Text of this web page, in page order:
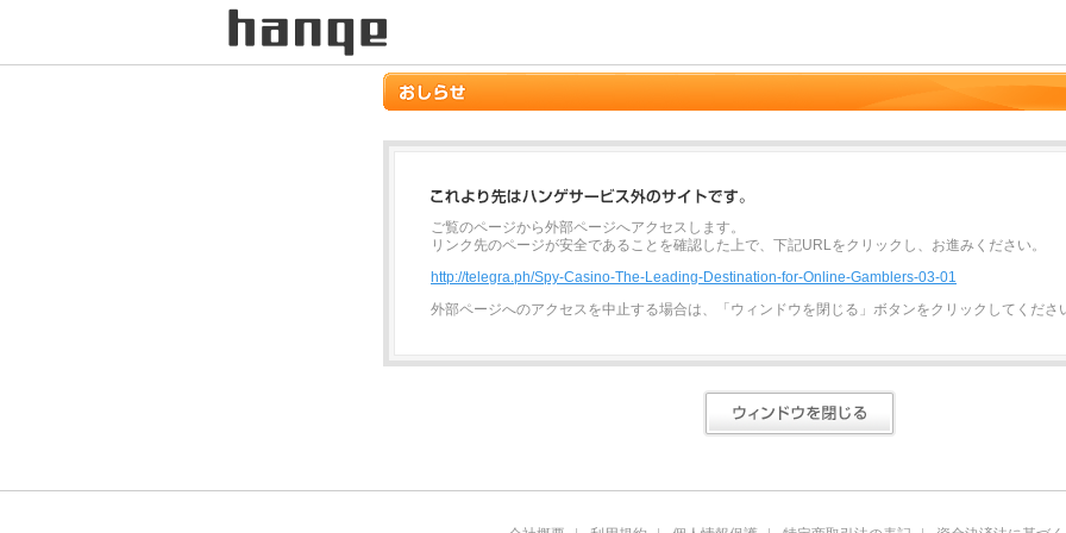
ご覧のページから外部ページへアクセスします。
リンク先のページが安全であることを確認した上で、下記URLをクリックし、お進みください。
http://telegra.ph/Spy-Casino-The-Leading-Destination-for-Online-Gamblers-03-01
外部ページへのアクセスを中止する場合は、「ウィンドウを閉じる」ボタンをクリックしてくださ